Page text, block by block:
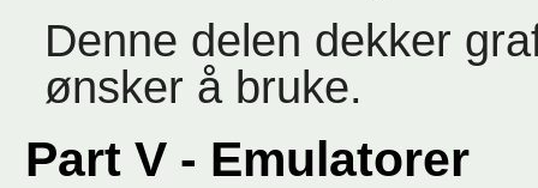
Denne delen dekker
ønsker å bruke.
Part V - Emulatorer